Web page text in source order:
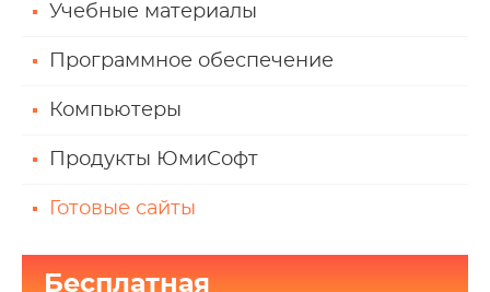
Учебные материалы
Программное обеспечение
Компьютеры
Продукты ЮмиСофт
Готовые сайты
Бесплатная